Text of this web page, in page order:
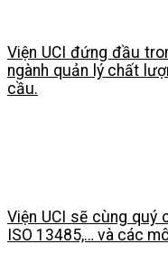
Viện UCI đứng đầu
ngành quản lý chất
cầu.
Viện UCI sẽ cùng quý
ISO 13485,… và các